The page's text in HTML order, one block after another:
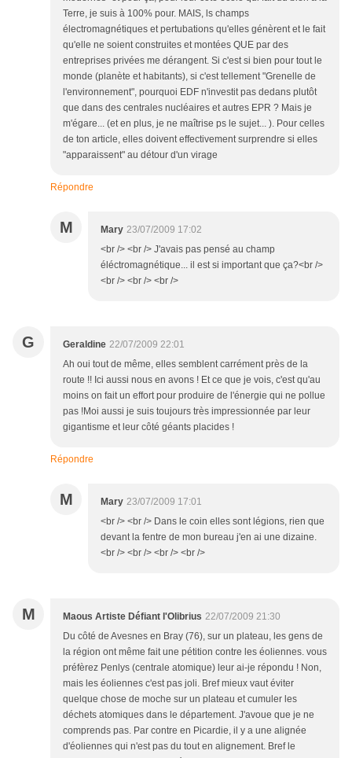
Terre, je suis à 100% pour. MAIS, ls champs
électromagnétiques et pertubations qu'elles génèrent et le fait
qu'elle ne soient construites et montées QUE par des
entreprises privées me dérangent. Si c'est si bien pour tout le
monde (planète et habitants), si c'est tellement "Grenelle de
l'environnement", pourquoi EDF n'investit pas dedans plutôt
que dans des centrales nucléaires et autres EPR ? Mais je
m'égare... (et en plus, je ne maîtrise ps le sujet... ). Pour celles
de ton article, elles doivent effectivement surprendre si elles
"apparaissent" au détour d'un virage
Répondre
M Mary 23/07/2009 17:02
<br /> <br /> J'avais pas pensé au champ
éléctromagnétique... il est si important que ça?<br />
<br /> <br /> <br />
G Geraldine 22/07/2009 22:01
Ah oui tout de même, elles semblent carrément près de la
route !! Ici aussi nous en avons ! Et ce que je vois, c'est qu'au
moins on fait un effort pour produire de l'énergie qui ne pollue
pas !Moi aussi je suis toujours très impressionnée par leur
gigantisme et leur côté géants placides !
Répondre
M Mary 23/07/2009 17:01
<br /> <br /> Dans le coin elles sont légions, rien que
devant la fentre de mon bureau j'en ai une dizaine.
<br /> <br /> <br /> <br />
M Maous Artiste Défiant l'Olibrius 22/07/2009 21:30
Du côté de Avesnes en Bray (76), sur un plateau, les gens de
la région ont même fait une pétition contre les éoliennes. vous
préfèrez Penlys (centrale atomique) leur ai-je répondu ! Non,
mais les éoliennes c'est pas joli. Bref mieux vaut éviter
quelque chose de moche sur un plateau et cumuler les
déchets atomiques dans le département. J'avoue que je ne
comprends pas. Par contre en Picardie, il y a une alignée
d'éoliennes qui n'est pas du tout en alignement. Bref le